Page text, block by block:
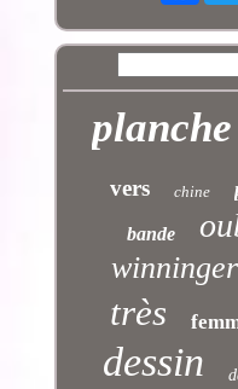
planche
vers chine
bande
winninger
très
dessin